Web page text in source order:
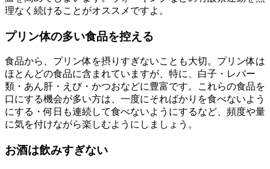
理なく続けることがオススメですよ。
プリン体の多い食品を控える
食品から、プリン体を摂りすぎないことも大切。プリン体は
ほとんどの食品に含まれていますが、特に、白子・レバー
類・あん肝・えび・かつおなどに豊富です。これらの食品を
口にする機会が多い方は、一度にそればかりを食べないよう
にする・何日も連続して食べないようにするなど、頻度や量
に気を付けながら楽しむようにしましょう。
お酒は飲みすぎない